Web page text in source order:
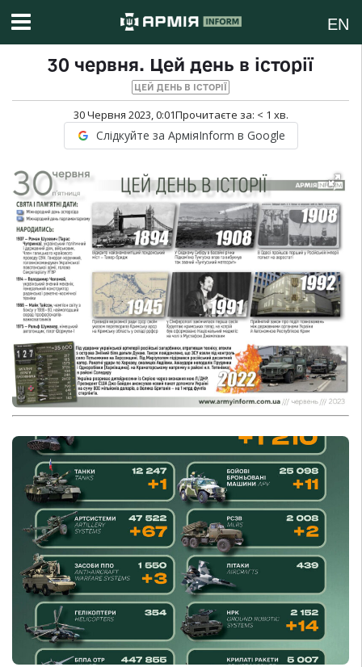
EN
30 червня. Цей день в історії
ЦЕЙ ДЕНЬ В ІСТОРІЇ
30 Червня 2023, 0:01Прочитаєте за: < 1 хв.
Слідкуйте за АрміяInform в Google